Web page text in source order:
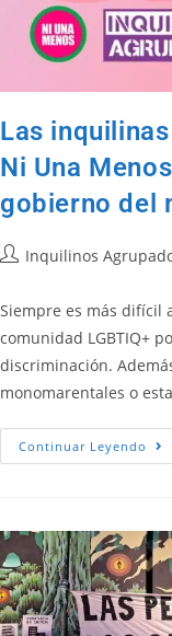
Las
Ni Una
gobierno del
Inquilinos
Siempre es más difícil
comunidad LGBTIQ+
discriminación.
monomarentales o
Continuar Leyendo